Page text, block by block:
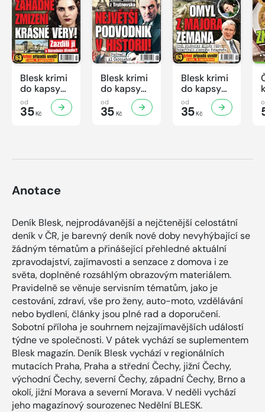
Blesk krimi
do kapsy
č.7/2026
od
35Kč
Blesk krimi
do kapsy
č.6/2026
od
35Kč
Blesk krimi
do kapsy
č.5/2026
od
35Kč
Anotace
Deník Blesk, nejprodávanější a nejčtenější celostátní
deník v ČR, je barevný deník nové doby nevyhýbající se
žádným tématům a přinášející přehledné aktuální
zpravodajství, zajímavosti a senzace z domova i ze
světa, doplněné rozsáhlým obrazovým materiálem.
Pravidelně se věnuje servisním tématům, jako je
cestování, zdraví, vše pro ženy, auto-moto, vzdělávání
nebo bydlení, články jsou plné rad a doporučení.
Sobotní příloha je souhrnem nejzajímavějších událostí
týdne ve společnosti. V pátek vychází se suplementem
Blesk magazín. Deník Blesk vychází v regionálních
mutacích Praha, Praha a střední Čechy, jižní Čechy,
východní Čechy, severní Čechy, západní Čechy, Brno a
okolí, jižní Morava a severní Morava. V neděli vychází
jeho magazínový sourozenec Nedělní BLESK.